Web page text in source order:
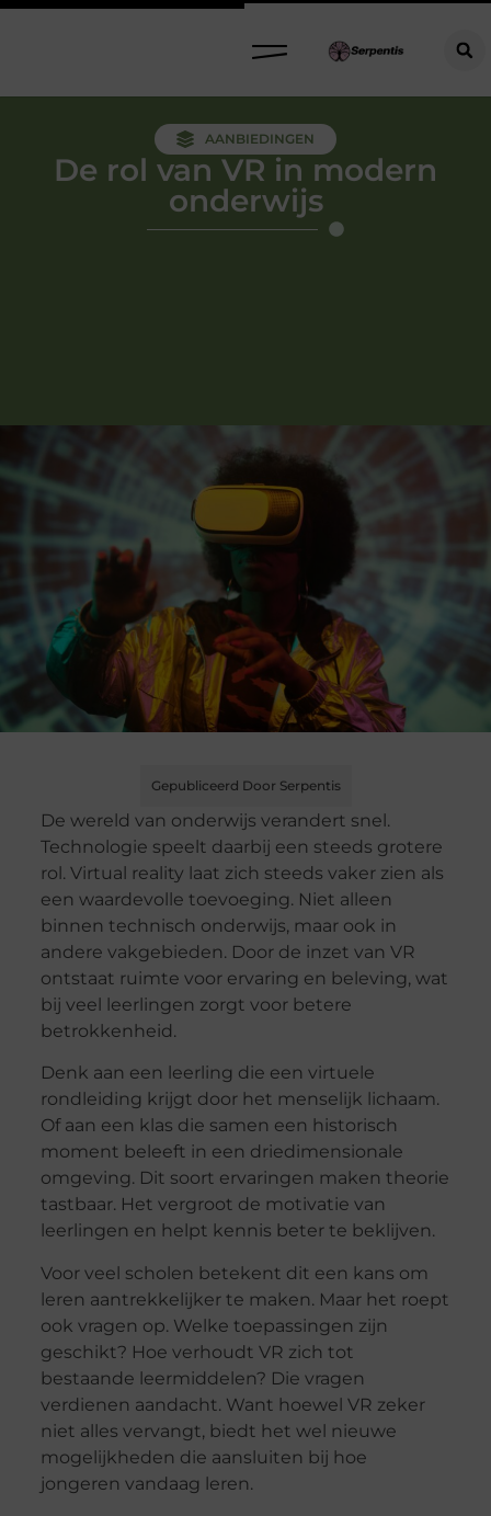
AANBIEDINGEN
De rol van VR in modern
onderwijs
Gepubliceerd Door Serpentis
De wereld van onderwijs verandert snel.
Technologie speelt daarbij een steeds grotere
rol. Virtual reality laat zich steeds vaker zien als
een waardevolle toevoeging. Niet alleen
binnen technisch onderwijs, maar ook in
andere vakgebieden. Door de inzet van VR
ontstaat ruimte voor ervaring en beleving, wat
bij veel leerlingen zorgt voor betere
betrokkenheid.
Denk aan een leerling die een virtuele
rondleiding krijgt door het menselijk lichaam.
Of aan een klas die samen een historisch
moment beleeft in een driedimensionale
omgeving. Dit soort ervaringen maken theorie
tastbaar. Het vergroot de motivatie van
leerlingen en helpt kennis beter te beklijven.
Voor veel scholen betekent dit een kans om
leren aantrekkelijker te maken. Maar het roept
ook vragen op. Welke toepassingen zijn
geschikt? Hoe verhoudt VR zich tot
bestaande leermiddelen? Die vragen
verdienen aandacht. Want hoewel VR zeker
niet alles vervangt, biedt het wel nieuwe
mogelijkheden die aansluiten bij hoe
jongeren vandaag leren.